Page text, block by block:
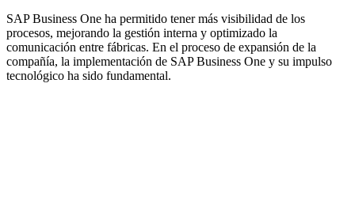
SAP Business One ha permitido tener más visibilidad de los
procesos, mejorando la gestión interna y optimizado la
comunicación entre fábricas. En el proceso de expansión de la
compañía, la implementación de SAP Business One y su impulso
tecnológico ha sido fundamental.